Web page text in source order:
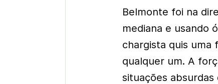
Belmonte foi na
mediana e usando
chargista quis uma
qualquer um. A
situações absurdas